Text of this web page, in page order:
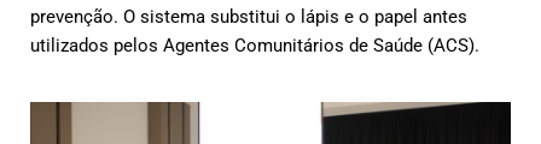
prevenção. O sistema substitui o lápis e o papel antes
utilizados pelos Agentes Comunitários de Saúde (ACS).